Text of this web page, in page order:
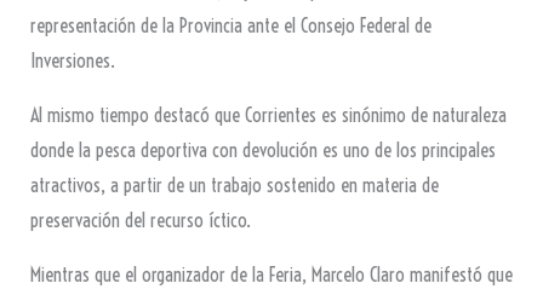
representación de la Provincia ante el Consejo Federal de
Inversiones.
Al mismo tiempo destacó que Corrientes es sinónimo de naturaleza
donde la pesca deportiva con devolución es uno de los principales
atractivos, a partir de un trabajo sostenido en materia de
preservación del recurso íctico.
Mientras que el organizador de la Feria, Marcelo Claro manifestó que